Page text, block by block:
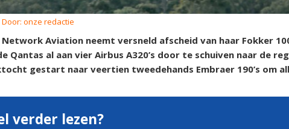
onze redactie
Aviation neemt versneld afscheid van haar Fokker
Qantas al aan vier Airbus A320’s door te schuiven naar de
gestart naar veertien tweedehands Embraer 190’s om
verder lezen?